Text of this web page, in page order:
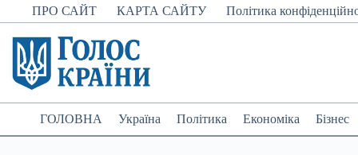
Перейти
до
вмісту
ПРО САЙТ КАРТА САЙТУ Політика
ГОЛОВНА Україна Політика Економіка Бізнес